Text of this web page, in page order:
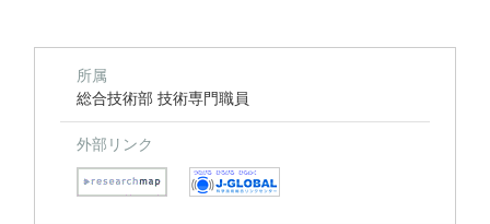
所属
総合技術部 技術専門職員
外部リンク